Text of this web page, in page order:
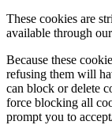
These cookies are
available through
Because these
refusing them will
can block or delete
force blocking all
prompt you to